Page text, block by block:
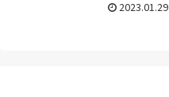
품입니다만, 외부에 나와있으면
2023.01.29